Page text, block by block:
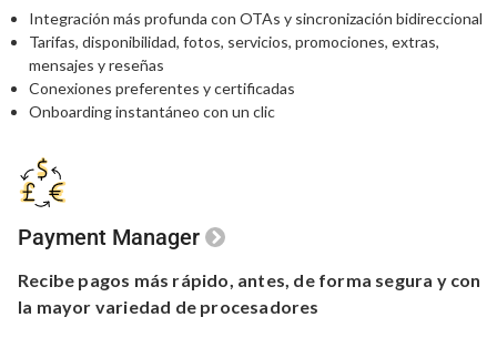
Integración más profunda con OTAs y sincronización bidireccional
Tarifas, disponibilidad, fotos, servicios, promociones, extras,
mensajes y reseñas
Conexiones preferentes y certificadas
Onboarding instantáneo con un clic
Payment Manager
Recibe pagos más rápido, antes, de forma segura y con
la mayor variedad de procesadores